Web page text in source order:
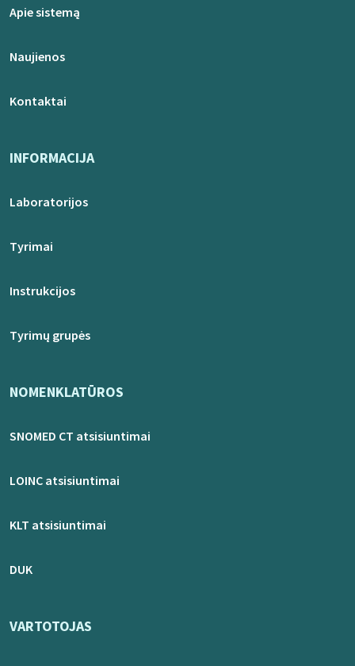
Apie sistemą
Naujienos
Kontaktai
INFORMACIJA
Laboratorijos
Tyrimai
Instrukcijos
Tyrimų grupės
NOMENKLATŪROS
SNOMED CT atsisiuntimai
LOINC atsisiuntimai
KLT atsisiuntimai
DUK
VARTOTOJAS